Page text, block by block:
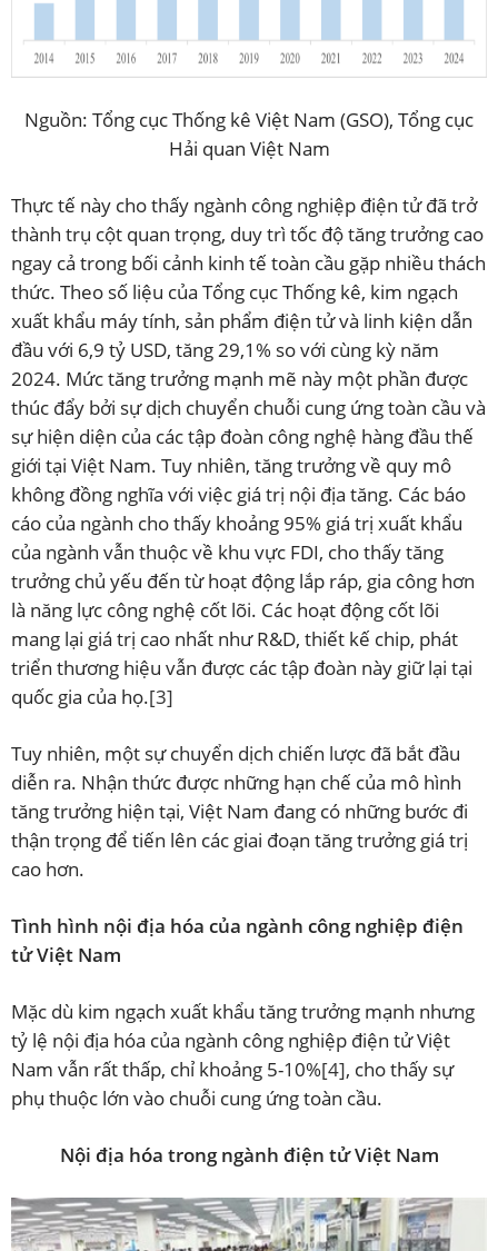
Nguồn: Tổng cục Thống kê Việt Nam (GSO), Tổng cục
Hải quan Việt Nam
Thực tế này cho thấy ngành công nghiệp điện tử đã trở
thành trụ cột quan trọng, duy trì tốc độ tăng trưởng cao
ngay cả trong bối cảnh kinh tế toàn cầu gặp nhiều thách
thức. Theo số liệu của Tổng cục Thống kê, kim ngạch
xuất khẩu máy tính, sản phẩm điện tử và linh kiện dẫn
đầu với 6,9 tỷ USD, tăng 29,1% so với cùng kỳ năm
2024. Mức tăng trưởng mạnh mẽ này một phần được
thúc đẩy bởi sự dịch chuyển chuỗi cung ứng toàn cầu và
sự hiện diện của các tập đoàn công nghệ hàng đầu thế
giới tại Việt Nam. Tuy nhiên, tăng trưởng về quy mô
không đồng nghĩa với việc giá trị nội địa tăng. Các báo
cáo của ngành cho thấy khoảng 95% giá trị xuất khẩu
của ngành vẫn thuộc về khu vực FDI, cho thấy tăng
trưởng chủ yếu đến từ hoạt động lắp ráp, gia công hơn
là năng lực công nghệ cốt lõi. Các hoạt động cốt lõi
mang lại giá trị cao nhất như R&D, thiết kế chip, phát
triển thương hiệu vẫn được các tập đoàn này giữ lại tại
quốc gia của họ.[3]
Tuy nhiên, một sự chuyển dịch chiến lược đã bắt đầu
diễn ra. Nhận thức được những hạn chế của mô hình
tăng trưởng hiện tại, Việt Nam đang có những bước đi
thận trọng để tiến lên các giai đoạn tăng trưởng giá trị
cao hơn.
Tình hình nội địa hóa của ngành công nghiệp điện
tử Việt Nam
Mặc dù kim ngạch xuất khẩu tăng trưởng mạnh nhưng
tỷ lệ nội địa hóa của ngành công nghiệp điện tử Việt
Nam vẫn rất thấp, chỉ khoảng 5-10%[4], cho thấy sự
phụ thuộc lớn vào chuỗi cung ứng toàn cầu.
Nội địa hóa trong ngành điện tử Việt Nam